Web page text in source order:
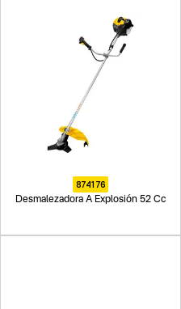
874176
Desmalezadora A Explosión 52 Cc